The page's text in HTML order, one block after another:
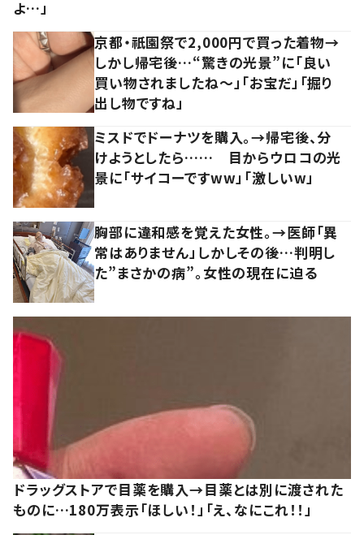
よ…」
京都・祇園祭で2,000円で買った着物→
しかし帰宅後…“驚きの光景”に「良い
買い物されましたね～」「お宝だ」「掘り
出し物ですね」
ミスドでドーナツを購入。→帰宅後、分
けようとしたら…… 目からウロコの光
景に「サイコーですww」「激しいw」
胸部に違和感を覚えた女性。→医師「異
常はありません」しかしその後…判明し
た”まさかの病”。女性の現在に迫る
ドラッグストアで目薬を購入→目薬とは別に渡された
ものに…180万表示「ほしい！」「え、なにこれ！！」